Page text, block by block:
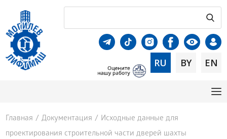
RU BY EN
Главная / Документация / Исходные данные для
проектирования строительной части дверей шахты